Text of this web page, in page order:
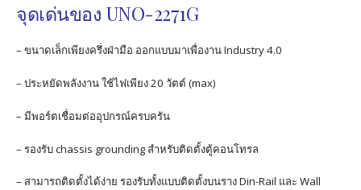
จุดเด่นของ UNO-2271G
– ขนาดเล็กเพียงครึ่งฝ่ามือ ออกแบบมาเพื่องาน Industry 4.0
– ประหยัดพลังงาน ใช้ไฟเพียง 20 วัตต์ (max)
– มีพอร์ตเชื่อมต่ออุปกรณ์ครบครัน
– รองรับ chassis grounding สำหรับติดตั้งตู้คอนโทรล
– สามารถติดตั้งได้ง่าย รองรับทั้งแบบติดตั้งบนราง Din-Rail และ Wall